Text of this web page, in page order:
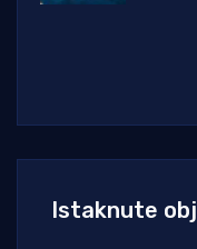
Istaknute